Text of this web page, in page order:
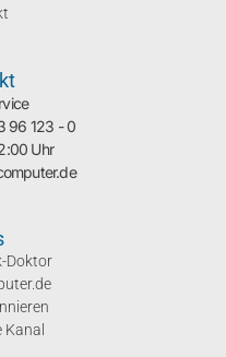
96 123 - 0
Uhr
Doktor
Kanal